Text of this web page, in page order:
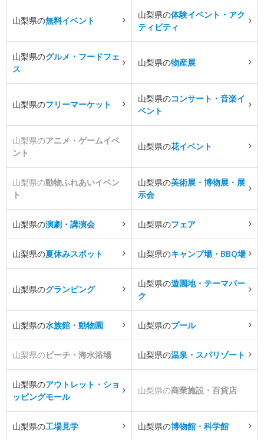
山梨県の無料イベント
山梨県の体験イベント・アク
ティビティ
山梨県のグルメ・フードフェ
ス
山梨県の物産展
山梨県のフリーマーケット
山梨県のコンサート・音楽イ
ベント
山梨県のアニメ・ゲームイベ
ント
山梨県の花イベント
山梨県の動物ふれあいイベン
ト
山梨県の美術展・博物展・展
示会
山梨県の演劇・講演会 山梨県のフェア
山梨県の夏休みスポット 山梨県のキャンプ場・BBQ場
山梨県のグランピング
山梨県の遊園地・テーマパー
ク
山梨県の水族館・動物園 山梨県のプール
山梨県のビーチ・海水浴場 山梨県の温泉・スパリゾート
山梨県のアウトレット・ショ
ッピングモール
山梨県の商業施設・百貨店
山梨県の工場見学 山梨県の博物館・科学館